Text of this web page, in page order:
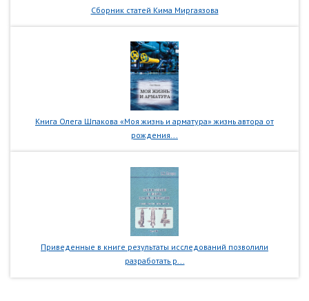
Сборник статей Кима Миргаязова
Книга Олега Шпакова «Моя жизнь и арматура» жизнь автора от
рождения...
Приведенные в книге результаты исследований позволили
разработать р...